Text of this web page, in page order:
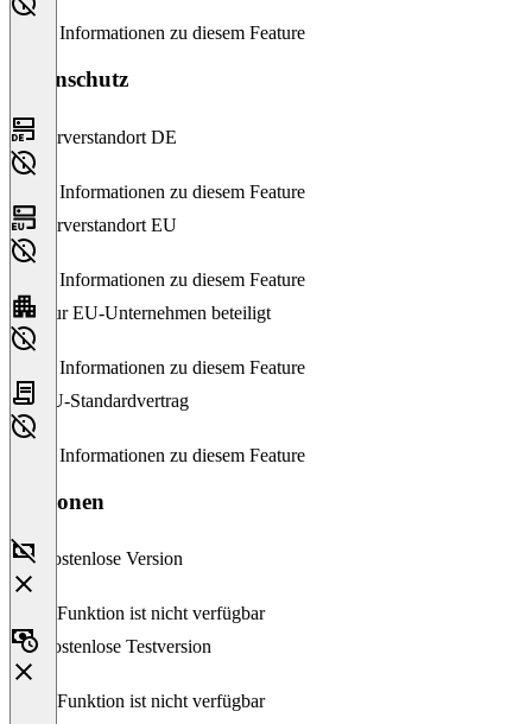
Keine Informationen zu diesem Feature
Datenschutz
Serverstandort DE
Keine Informationen zu diesem Feature
Serverstandort EU
Keine Informationen zu diesem Feature
Nur EU-Unternehmen beteiligt
Keine Informationen zu diesem Feature
EU-Standardvertrag
Keine Informationen zu diesem Feature
Versionen
Kostenlose Version
Diese Funktion ist nicht verfügbar
Kostenlose Testversion
Diese Funktion ist nicht verfügbar